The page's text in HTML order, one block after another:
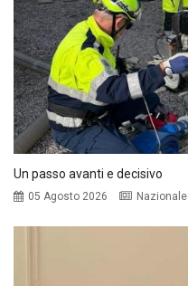
Un passo avanti e decisivo
05 Agosto 2026 Nazionale